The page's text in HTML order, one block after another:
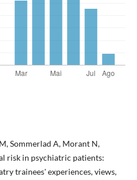
Sommerlad A, Morant N,
risk in psychiatric patients:
trainees' experiences, views,